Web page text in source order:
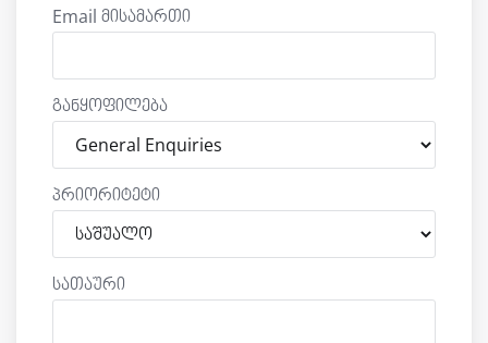
Email მისამართი
განყოფილება
პრიორიტეტი
სათაური